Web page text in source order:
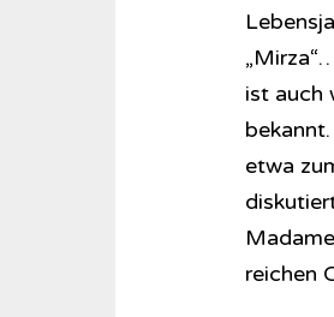
ist auch
etwa
reichen